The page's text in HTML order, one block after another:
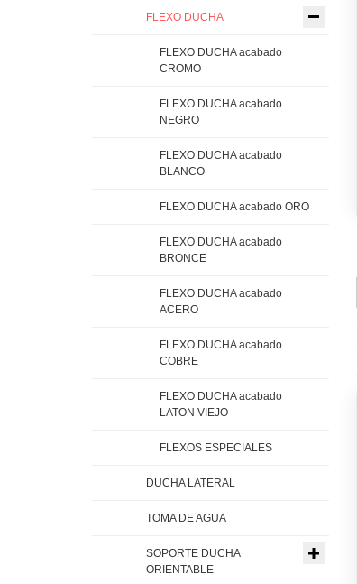
FLEXO DUCHA
FLEXO DUCHA acabado
CROMO
FLEXO DUCHA acabado
NEGRO
FLEXO DUCHA acabado
BLANCO
FLEXO DUCHA acabado ORO
FLEXO DUCHA acabado
BRONCE
FLEXO DUCHA acabado
ACERO
FLEXO DUCHA acabado
COBRE
FLEXO DUCHA acabado
LATON VIEJO
FLEXOS ESPECIALES
DUCHA LATERAL
TOMA DE AGUA
SOPORTE DUCHA
ORIENTABLE